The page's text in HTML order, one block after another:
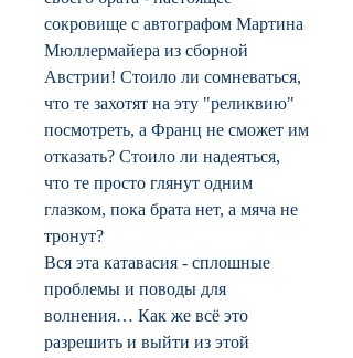
сокровище с автографом Мартина
Мюллермайера из сборной
Австрии! Стоило ли сомневаться,
что те захотят на эту "реликвию"
посмотреть, а Франц не сможет им
отказать? Стоило ли надеяться,
что те просто глянут одним
глазком, пока брата нет, а мяча не
тронут?
Вся эта катавасия - сплошные
проблемы и поводы для
волнения… Как же всё это
разрешить и выйти из этой